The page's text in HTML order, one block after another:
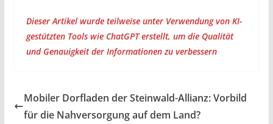
Dieser Artikel wurde teilweise unter Verwendung von KI-
gestützten Tools wie ChatGPT erstellt, um die Qualität
und Genauigkeit der Informationen zu verbessern
Mobiler Dorfladen der Steinwald-Allianz: Vorbild
für die Nahversorgung auf dem Land?